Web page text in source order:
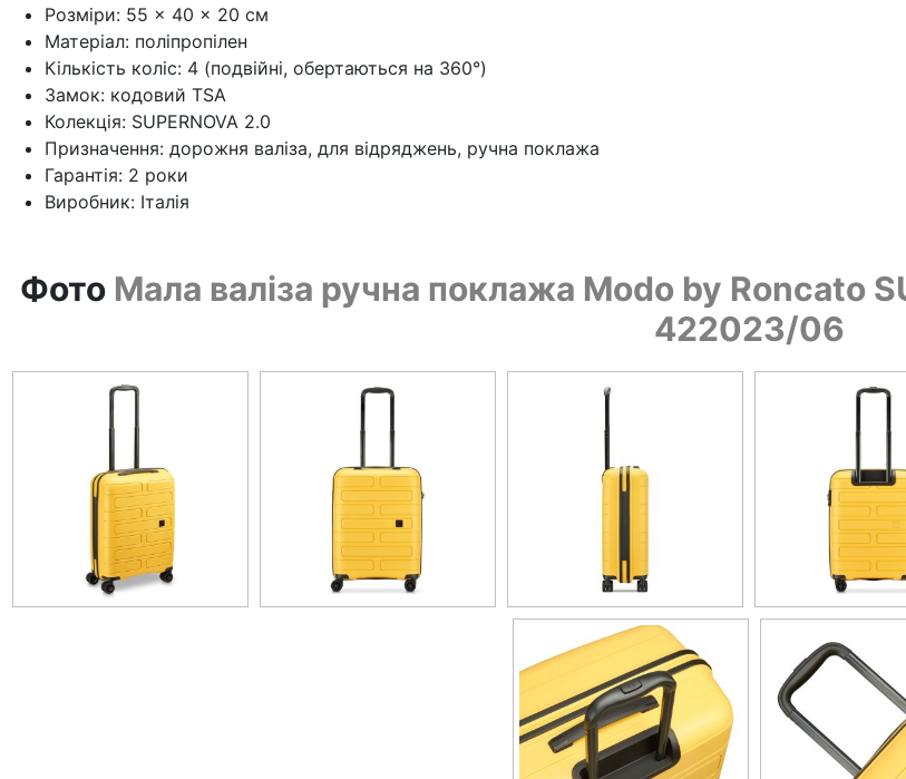
Розміри: 55 × 40 × 20 см
Матеріал: поліпропілен
Кількість коліс: 4 (подвійні, обертаються на 360°)
Замок: кодовий TSA
Колекція: SUPERNOVA 2.0
Призначення: дорожня валіза, для відряджень, ручна поклажа
Гарантія: 2 роки
Виробник: Італія
Фото Мала валіза ручна поклажа Modo by Roncato
422023/06